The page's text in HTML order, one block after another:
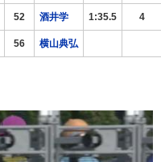
52 酒井学 1:35.5 4
56 横山典弘